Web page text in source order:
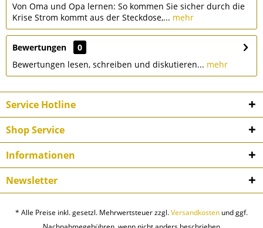
Von Oma und Opa lernen: So kommen Sie sicher durch die
Krise Strom kommt aus der Steckdose,... mehr
Bewertungen
0
Bewertungen lesen, schreiben und diskutieren... mehr
Service Hotline
Shop Service
Informationen
Newsletter
* Alle Preise inkl. gesetzl. Mehrwertsteuer zzgl.Versandkosten und ggf.